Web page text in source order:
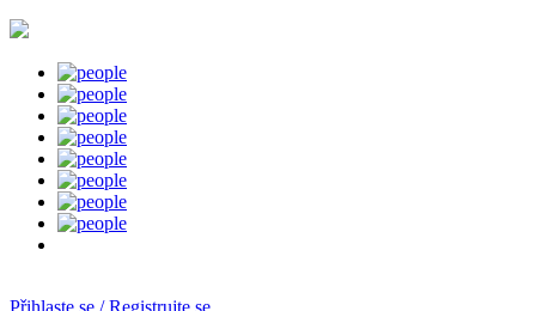
Přihlaste se / Registrujte se